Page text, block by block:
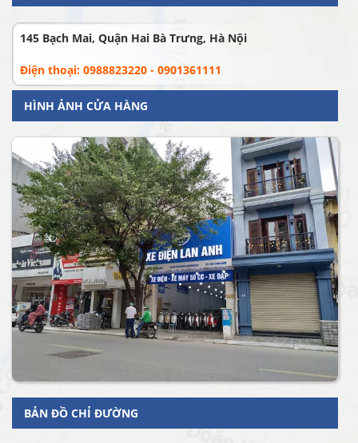
145 Bạch Mai, Quận Hai Bà Trưng, Hà Nội
Điện thoại: 0988823220 - 0901361111
HÌNH ẢNH CỬA HÀNG
BẢN ĐỒ CHỈ ĐƯỜNG